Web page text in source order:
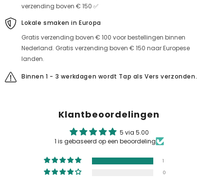
verzending boven € 150 ✅
Lokale smaken in Europa
Gratis verzending boven € 100 voor bestellingen binnen
Nederland. Gratis verzending boven € 150 naar Europese
landen.
Binnen 1 - 3 werkdagen wordt Tap als Vers verzonden.
Klantbeoordelingen
5 via 5.00
1 is gebaseerd op een beoordeling
1
0